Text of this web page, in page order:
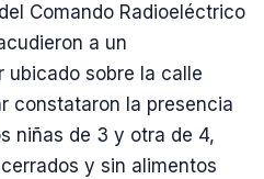
Comando Radioeléctrico
a un
ubicado sobre la calle
constataron la presencia
niñas de 3 y otra de 4,
y sin alimentos